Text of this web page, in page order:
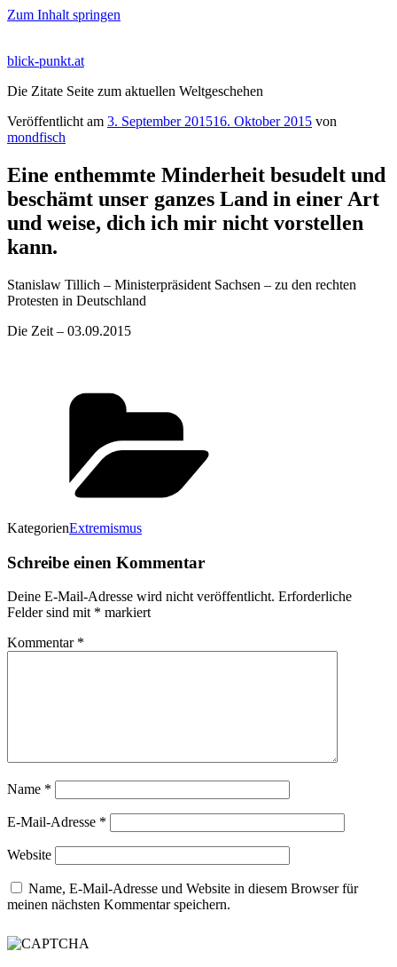
Zum Inhalt springen
blick-punkt.at
Die Zitate Seite zum aktuellen Weltgeschehen
Veröffentlicht am 3. September 201516. Oktober 2015 von
mondfisch
Eine enthemmte Minderheit besudelt und
beschämt unser ganzes Land in einer Art
und weise, dich ich mir nicht vorstellen
kann.
Stanislaw Tillich – Ministerpräsident Sachsen – zu den rechten
Protesten in Deutschland
Die Zeit – 03.09.2015
KategorienExtremismus
Schreibe einen Kommentar
Deine E-Mail-Adresse wird nicht veröffentlicht. Erforderliche
Felder sind mit * markiert
Kommentar *
Name *
E-Mail-Adresse *
Website
Name, E-Mail-Adresse und Website in diesem Browser für
meinen nächsten Kommentar speichern.